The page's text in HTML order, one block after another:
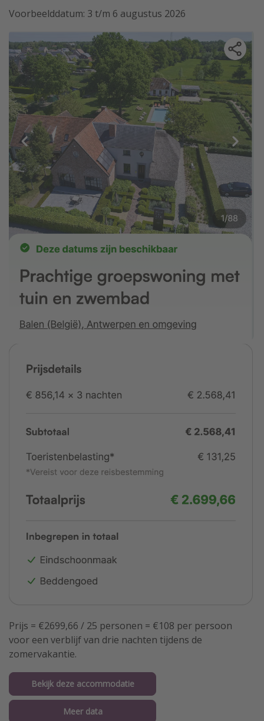
Voorbeelddatum: 3 t/m 6 augustus 2026
Prijs = €2699,66 / 25 personen = €108 per persoon
voor een verblijf van drie nachten tijdens de
zomervakantie.
Bekijk deze accommodatie
Meer data